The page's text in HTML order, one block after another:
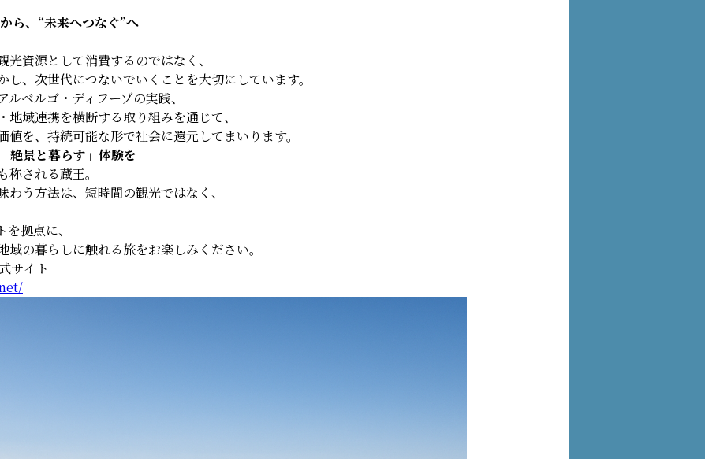
ら、“未来へつなぐ”へ
光資源として消費するのではなく、
し、次世代につないでいくことを大切にしています。
ベルゴ・ディフーゾの実践、
地域連携を横断する取り組みを通じて、
値を、持続可能な形で社会に還元してまいります。
絶景と暮らす」体験を
される蔵王。
わう方法は、短時間の観光ではなく、
拠点に、
域の暮らしに触れる旅をお楽しみください。
サイト